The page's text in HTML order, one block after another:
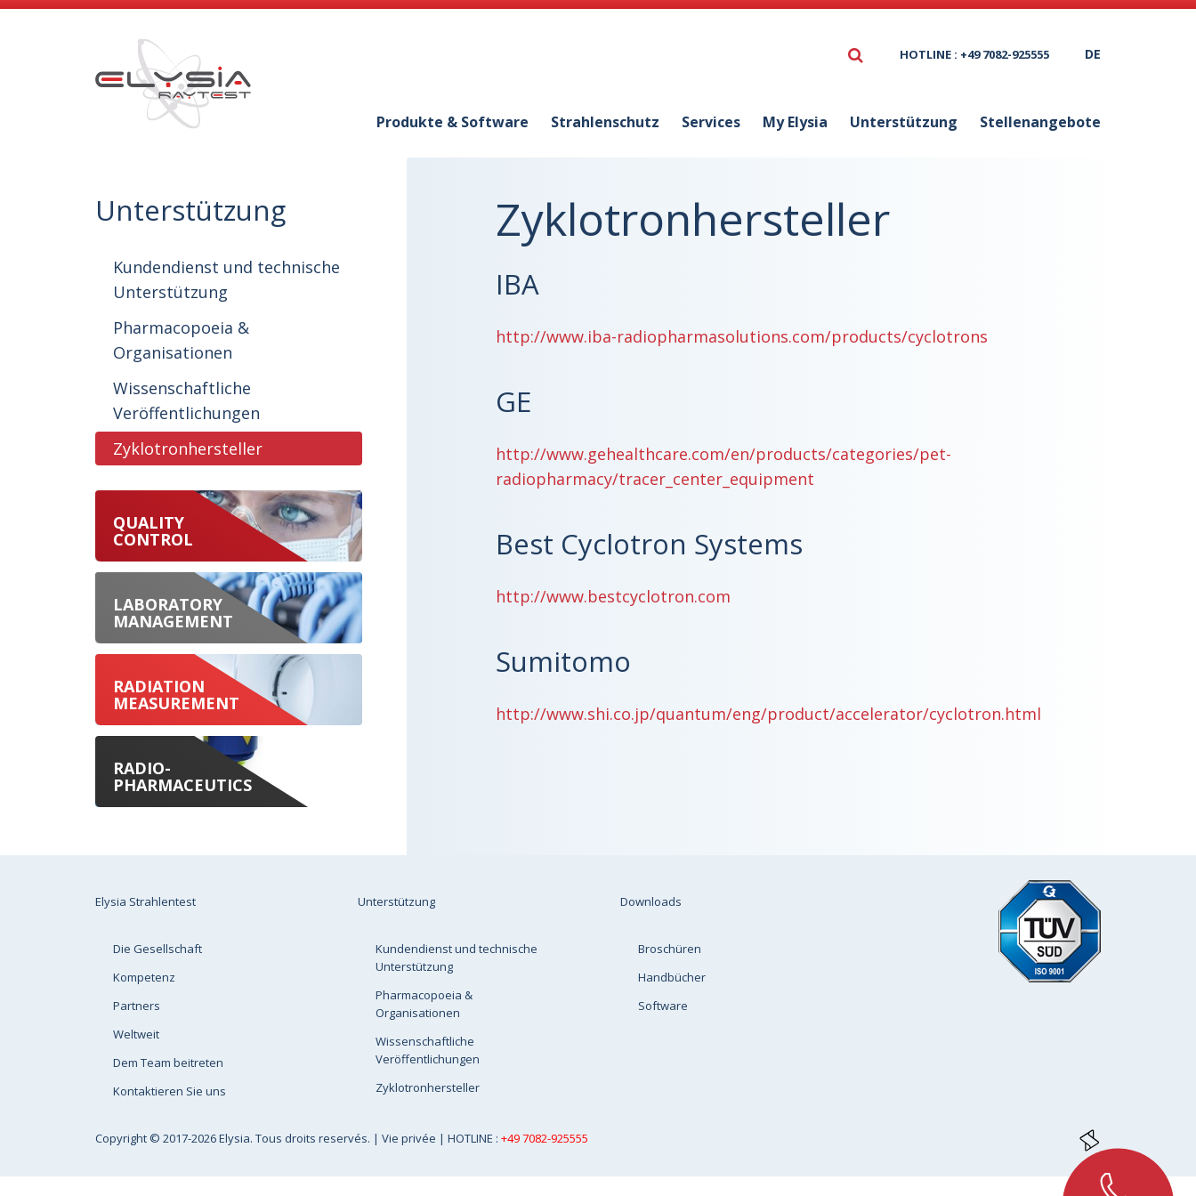
HOTLINE : +49 7082-925555 DE
Produkte & Software Strahlenschutz Services My Elysia Unterstützung Stellenangebote
Unterstützung
Kundendienst und technische
Unterstützung
Pharmacopoeia &
Organisationen
Wissenschaftliche
Veröffentlichungen
Zyklotronhersteller
QUALITY
CONTROL
LABORATORY
MANAGEMENT
RADIATION
MEASUREMENT
RADIO-
PHARMACEUTICS
Zyklotronhersteller
IBA
http://www.iba-radiopharmasolutions.com/products/cyclotrons
GE
http://www.gehealthcare.com/en/products/categories/pet-
radiopharmacy/tracer_center_equipment
Best Cyclotron Systems
http://www.bestcyclotron.com
Sumitomo
http://www.shi.co.jp/quantum/eng/product/accelerator/cyclotron.html
Elysia Strahlentest
Die Gesellschaft
Kompetenz
Partners
Weltweit
Dem Team beitreten
Kontaktieren Sie uns
Unterstützung
Kundendienst und technische
Unterstützung
Pharmacopoeia &
Organisationen
Wissenschaftliche
Veröffentlichungen
Zyklotronhersteller
Downloads
Broschüren
Handbücher
Software
Copyright © 2017-2026 Elysia. Tous droits reservés. | Vie privée | HOTLINE : +49 7082-925555